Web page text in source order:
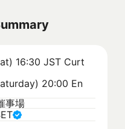
16:30 JST Curt
20:00 En
事場